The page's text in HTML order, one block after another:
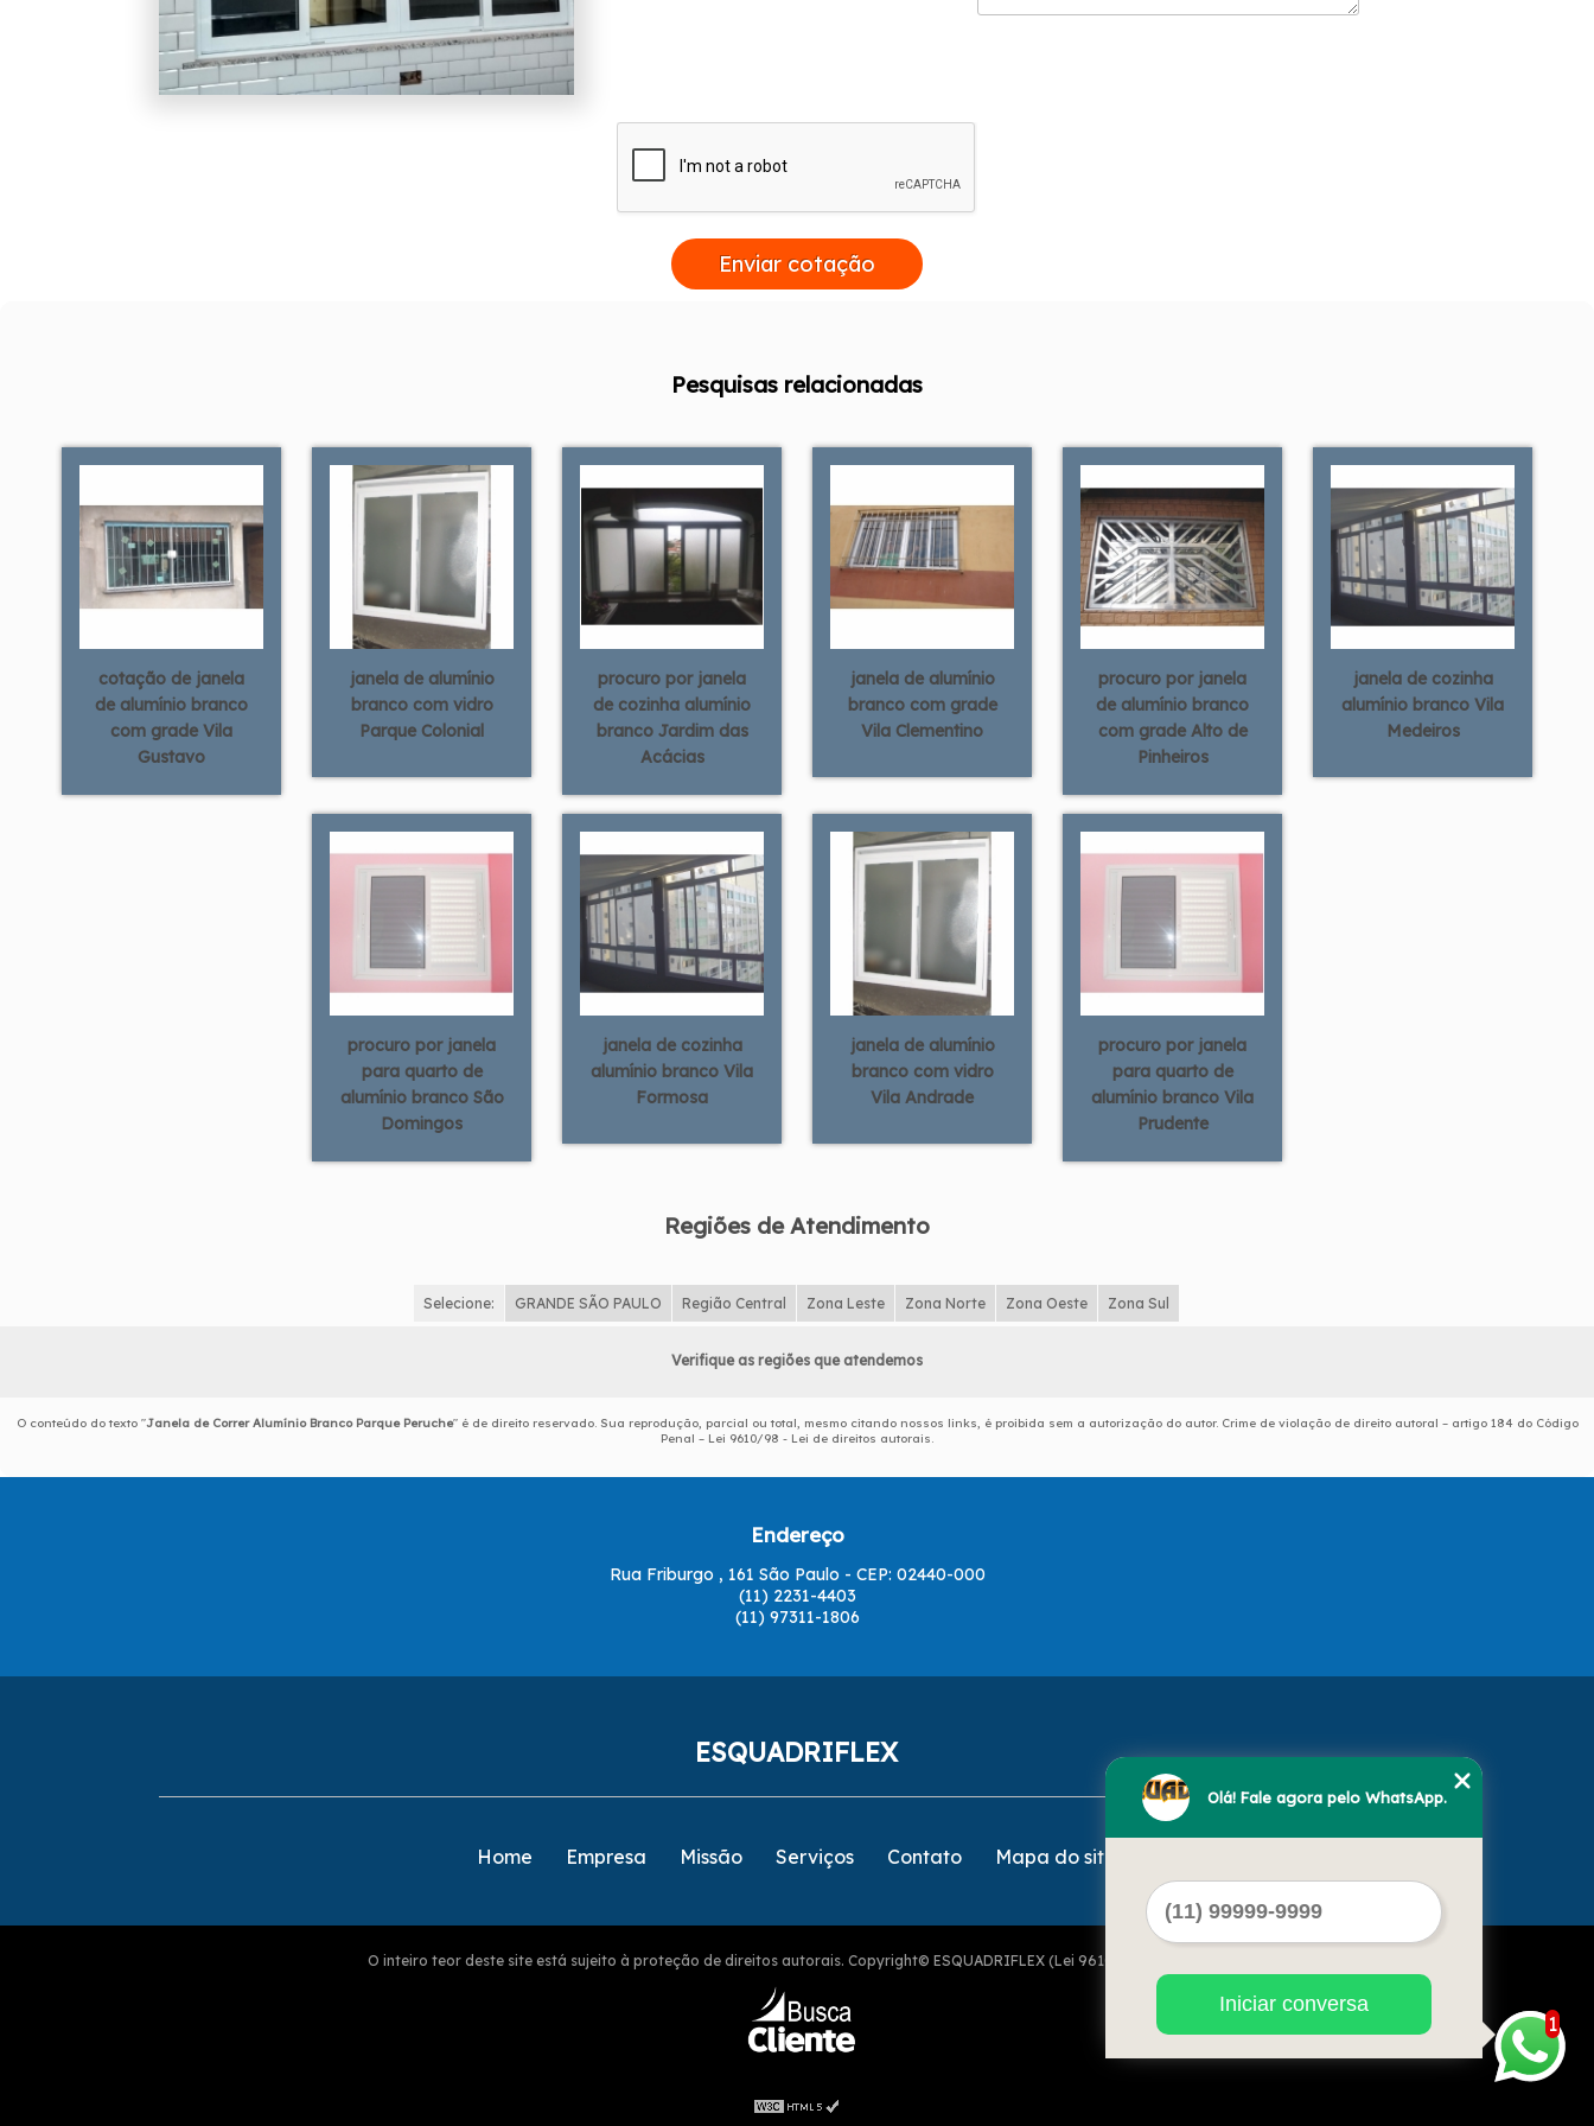
Enviar cotação
Pesquisas relacionadas
cotação de janela
de alumínio branco
com grade Vila
Gustavo
janela de alumínio
branco com vidro
Parque Colonial
procuro por janela
de cozinha alumínio
branco Jardim das
Acácias
janela de alumínio
branco com grade
Vila Clementino
procuro por janela
de alumínio branco
com grade Alto de
Pinheiros
janela de cozinha
alumínio branco Vila
Medeiros
procuro por janela
para quarto de
alumínio branco São
Domingos
janela de cozinha
alumínio branco Vila
Formosa
janela de alumínio
branco com vidro
Vila Andrade
procuro por janela
para quarto de
alumínio branco Vila
Prudente
Regiões de Atendimento
Selecione: GRANDE SÃO PAULO Região Central Zona Leste Zona Norte Zona Oeste Zona Sul
Verifique as regiões que atendemos
O conteúdo do texto "Janela de Correr Alumínio Branco Parque Peruche" é de direito reservado. Sua reprodução, parcial ou total, mesmo citando nossos links, é proibida sem a autorização do autor. Crime de violação de direito autoral – artigo 184 do Código
Penal – Lei 9610/98 - Lei de direitos autorais.
Endereço
Rua Friburgo , 161 São Paulo - CEP: 02440-000
(11) 2231-4403
(11) 97311-1806
ESQUADRIFLEX
Home Empresa Missão Serviços Contato Mapa do site
O inteiro teor deste site está sujeito à proteção de direitos autorais. Copyright© ESQUADRIFLEX (Lei 9610 de 19/02/1998)
1
Olá! Fale agora pelo WhatsApp.
Iniciar conversa